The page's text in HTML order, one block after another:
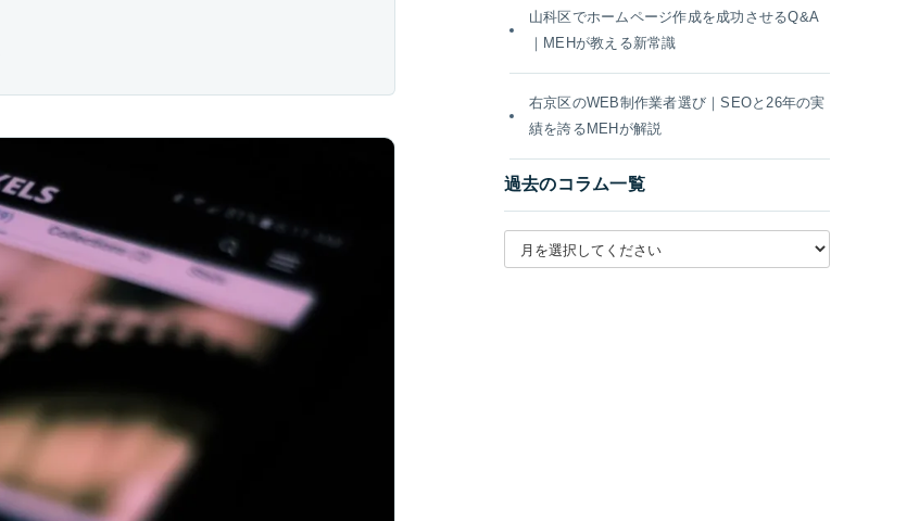
山科区でホームページ作成を成功させるQ&A
｜MEHが教える新常識
右京区のWEB制作業者選び｜SEOと26年の実
績を誇るMEHが解説
過去のコラム一覧
月別アーカイブを選択